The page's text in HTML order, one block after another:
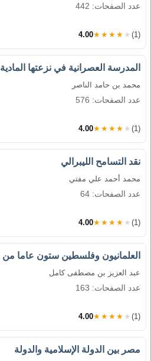
عدد الصفحات: 442
4.00★★★★★ (1)
المدرسة العصرانية في نزعتها المادية
محمد بن حامد الناصر
عدد الصفحات: 576
4.00★★★★★ (1)
نقد التسامح الليبرالي
محمد أحمد علي مفتي
عدد الصفحات: 64
4.00★★★★★ (1)
العلمانيون وفلسطين ستون عاما من
عبد العزيز بن مصطفى كامل
عدد الصفحات: 163
4.00★★★★★ (1)
مصر بين الدولة الإسلامية والدولة